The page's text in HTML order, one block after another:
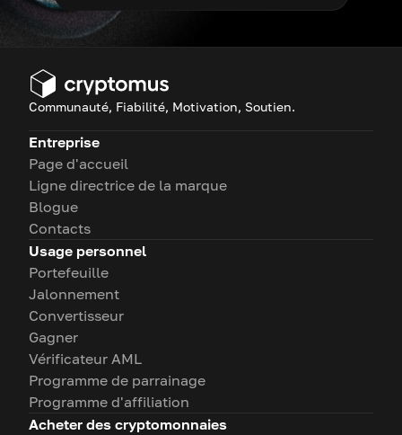
Communauté, Fiabilité, Motivation, Soutien.
Entreprise
Page d'accueil
Ligne directrice de la marque
Blogue
Contacts
Usage personnel
Portefeuille
Jalonnement
Convertisseur
Gagner
Vérificateur AML
Programme de parrainage
Programme d'affiliation
Acheter des cryptomonnaies